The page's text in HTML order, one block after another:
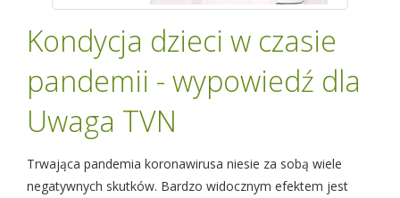
Kondycja dzieci w czasie
pandemii - wypowiedź dla
Uwaga TVN
Trwająca pandemia koronawirusa niesie za sobą wiele
negatywnych skutków. Bardzo widocznym efektem jest